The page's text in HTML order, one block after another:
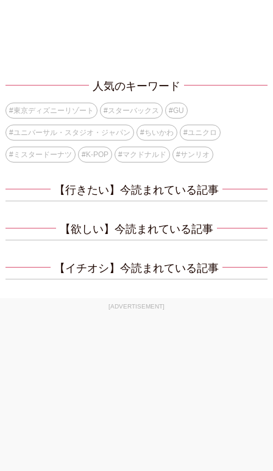
人気のキーワード
#東京ディズニーリゾート #スターバックス #GU
#ユニバーサル・スタジオ・ジャパン #ちいかわ #ユニクロ
#ミスタードーナツ #K-POP #マクドナルド #サンリオ
【行きたい】今読まれている記事
【欲しい】今読まれている記事
【イチオシ】今読まれている記事
[ADVERTISEMENT]